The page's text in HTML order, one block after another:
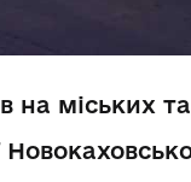
на міських